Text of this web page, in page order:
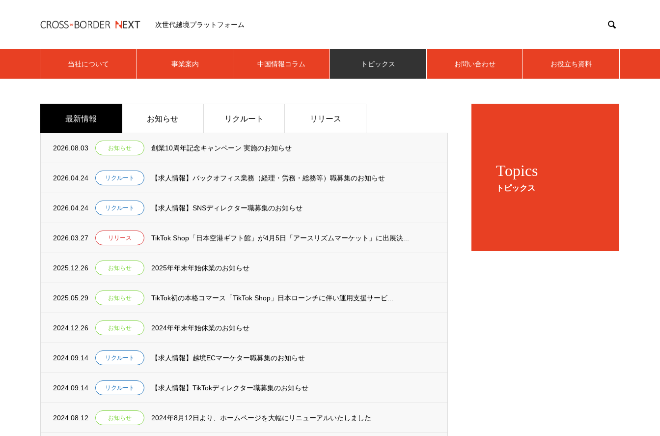
次世代越境プラットフォーム 
当社について 事業案内 中国情報コラム トピックス お問い合わせ お役立ち資料
Topics
トピックス
最新情報 お知らせ リクルート リリース
2026.08.03 お知らせ 創業10周年記念キャンペーン 実施のお知らせ
2026.04.24 リクルート 【求人情報】バックオフィス業務（経理・労務・総務等）職募集のお知らせ
2026.04.24 リクルート 【求人情報】SNSディレクター職募集のお知らせ
2026.03.27 リリース TikTok Shop「日本空港ギフト館」が4月5日「アースリズムマーケット」に出展決...
2025.12.26 お知らせ 2025年年末年始休業のお知らせ
2025.05.29 お知らせ TikTok初の本格コマース「TikTok Shop」日本ローンチに伴い運用支援サービ...
2024.12.26 お知らせ 2024年年末年始休業のお知らせ
2024.09.14 リクルート 【求人情報】越境ECマーケター職募集のお知らせ
2024.09.14 リクルート 【求人情報】TikTokディレクター職募集のお知らせ
2024.08.12 お知らせ 2024年8月12日より、ホームページを大幅にリニューアルいたしました